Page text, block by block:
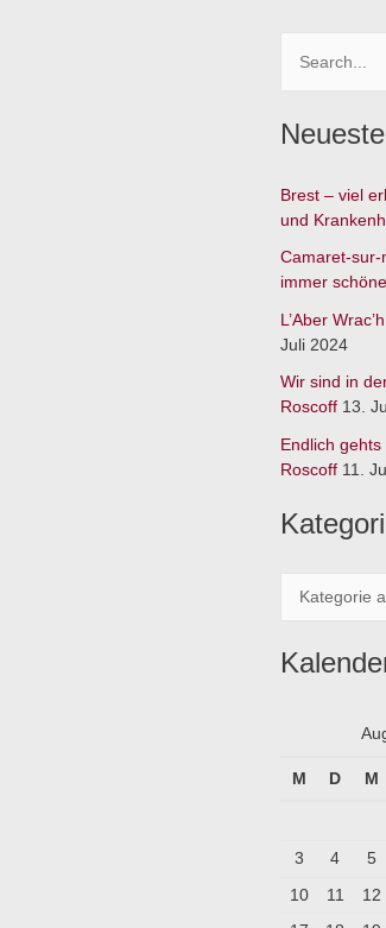
c
e
n
c
:
Brest – viel
und
Camaret-sur-
immer
L’Aber
Juli 2024
Wir sind in
Roscoff 13.
Endlich
Roscoff 11.
M D M
3
4 5
10
11 12